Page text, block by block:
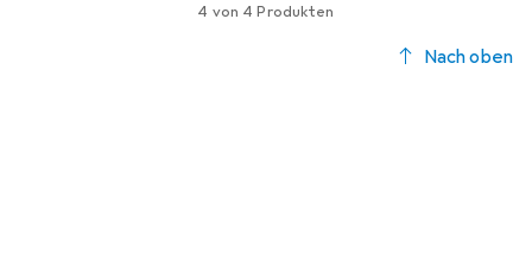
4 von 4 Produkten
Nach oben